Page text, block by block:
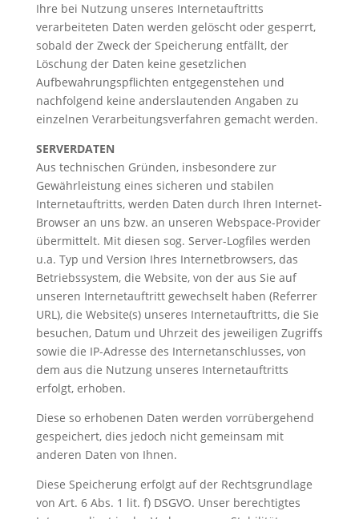
Ihre bei Nutzung unseres Internetauftritts
verarbeiteten Daten werden gelöscht oder gesperrt,
sobald der Zweck der Speicherung entfällt, der
Löschung der Daten keine gesetzlichen
Aufbewahrungspflichten entgegenstehen und
nachfolgend keine anderslautenden Angaben zu
einzelnen Verarbeitungsverfahren gemacht werden.
SERVERDATEN
Aus technischen Gründen, insbesondere zur
Gewährleistung eines sicheren und stabilen
Internetauftritts, werden Daten durch Ihren Internet-
Browser an uns bzw. an unseren Webspace-Provider
übermittelt. Mit diesen sog. Server-Logfiles werden
u.a. Typ und Version Ihres Internetbrowsers, das
Betriebssystem, die Website, von der aus Sie auf
unseren Internetauftritt gewechselt haben (Referrer
URL), die Website(s) unseres Internetauftritts, die Sie
besuchen, Datum und Uhrzeit des jeweiligen Zugriffs
sowie die IP-Adresse des Internetanschlusses, von
dem aus die Nutzung unseres Internetauftritts
erfolgt, erhoben.
Diese so erhobenen Daten werden vorrübergehend
gespeichert, dies jedoch nicht gemeinsam mit
anderen Daten von Ihnen.
Diese Speicherung erfolgt auf der Rechtsgrundlage
von Art. 6 Abs. 1 lit. f) DSGVO. Unser berechtigtes